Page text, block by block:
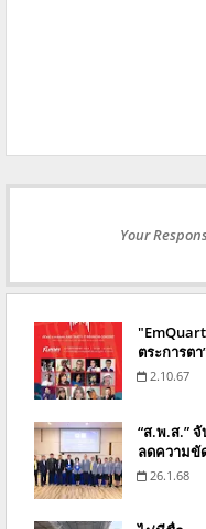
Your
ตระการตา
2.10.67
“ส.พ.ส.”
ลดความขั
26.1.68